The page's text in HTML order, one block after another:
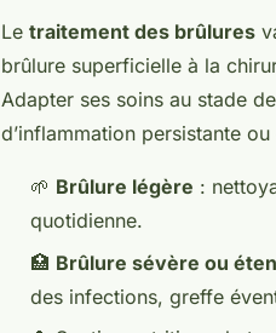
Le traitement des brûlures
brûlure superficielle à la
Adapter ses soins au stade
d’inflammation persistante
🌱 Brûlure légère :
quotidienne.
🏥 Brûlure sévère ou
des infections, greffe